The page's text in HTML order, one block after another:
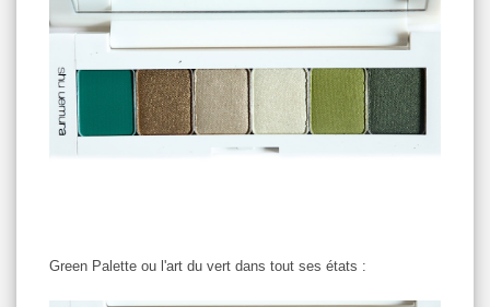
Green Palette ou l'art du vert dans tout ses états :